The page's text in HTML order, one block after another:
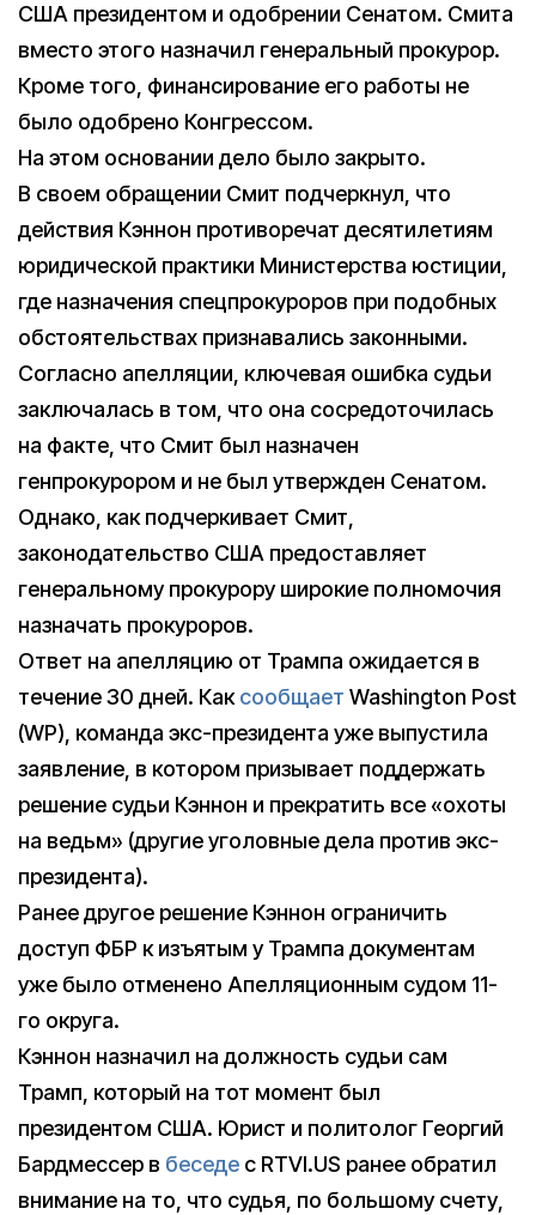
США президентом и одобрении Сенатом. Смита
вместо этого назначил генеральный прокурор.
Кроме того, финансирование его работы не
было одобрено Конгрессом.
На этом основании дело было закрыто.
В своем обращении Смит подчеркнул, что
действия Кэннон противоречат десятилетиям
юридической практики Министерства юстиции,
где назначения спецпрокуроров при подобных
обстоятельствах признавались законными.
Согласно апелляции, ключевая ошибка судьи
заключалась в том, что она сосредоточилась
на факте, что Смит был назначен
генпрокурором и не был утвержден Сенатом.
Однако, как подчеркивает Смит,
законодательство США предоставляет
генеральному прокурору широкие полномочия
назначать прокуроров.
Ответ на апелляцию от Трампа ожидается в
течение 30 дней. Каксообщает Washington Post
(WP), команда экс-президента уже выпустила
заявление, в котором призывает поддержать
решение судьи Кэннон и прекратить все «охоты
на ведьм» (другие уголовные дела против экс-
президента).
Ранее другое решение Кэннон ограничить
доступ ФБР к изъятым у Трампа документам
уже было отменено Апелляционным судом 11-
го округа.
Кэннон назначил на должность судьи сам
Трамп, который на тот момент был
президентом США. Юрист и политолог Георгий
Бардмессер в беседе с RTVI.US ранее обратил
внимание на то, что судья, по большому счету,